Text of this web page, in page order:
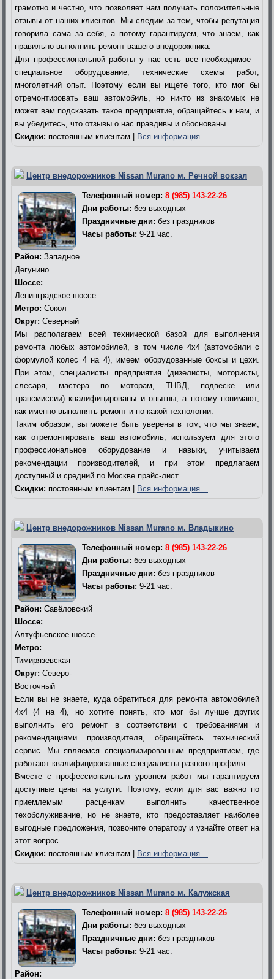
грамотно и честно, что позволяет нам получать положительные
отзывы от наших клиентов. Мы следим за тем, чтобы репутация
говорила сама за себя, а потому гарантируем, что знаем, как
правильно выполнить ремонт вашего внедорожника.
Для профессиональной работы у нас есть все необходимое –
специальное оборудование, технические схемы работ,
многолетний опыт. Поэтому если вы ищете того, кто мог бы
отремонтировать ваш автомобиль, но никто из знакомых не
может вам подсказать такое предприятие, обращайтесь к нам, и
вы убедитесь, что отзывы о нас правдивы и обоснованы.
Скидки: постоянным клиентам | Вся информация…
Центр внедорожников Nissan Murano м. Речной вокзал
Телефонный номер: 8 (985) 143-22-26
Дни работы: без выходных
Праздничные дни: без праздников
Часы работы: 9-21 час.
Район: Западное
Дегунино
Шоссе:
Ленинградское шоссе
Метро: Сокол
Округ: Северный
Мы располагаем всей технической базой для выполнения
ремонта любых автомобилей, в том числе 4х4 (автомобили с
формулой колес 4 на 4), имеем оборудованные боксы и цехи.
При этом, специалисты предприятия (дизелисты, мотористы,
слесаря, мастера по моторам, ТНВД, подвеске или
трансмиссии) квалифицированы и опытны, а потому понимают,
как именно выполнять ремонт и по какой технологии.
Таким образом, вы можете быть уверены в том, что мы знаем,
как отремонтировать ваш автомобиль, используем для этого
профессиональное оборудование и навыки, учитываем
рекомендации производителей, и при этом предлагаем
доступный и средний по Москве прайс-лист.
Скидки: постоянным клиентам | Вся информация…
Центр внедорожников Nissan Murano м. Владыкино
Телефонный номер: 8 (985) 143-22-26
Дни работы: без выходных
Праздничные дни: без праздников
Часы работы: 9-21 час.
Район: Савёловский
Шоссе:
Алтуфьевское шоссе
Метро:
Тимирязевская
Округ: Северо-
Восточный
Если вы не знаете, куда обратиться для ремонта автомобилей
4х4 (4 на 4), но хотите понять, кто мог бы лучше других
выполнить его ремонт в соответствии с требованиями и
рекомендациями производителя, обращайтесь технический
сервис. Мы являемся специализированным предприятием, где
работают квалифицированные специалисты разного профиля.
Вместе с профессиональным уровнем работ мы гарантируем
доступные цены на услуги. Поэтому, если для вас важно по
приемлемым расценкам выполнить качественное
техобслуживание, но не знаете, кто предоставляет наиболее
выгодные предложения, позвоните оператору и узнайте ответ на
этот вопрос.
Скидки: постоянным клиентам | Вся информация…
Центр внедорожников Nissan Murano м. Калужская
Телефонный номер: 8 (985) 143-22-26
Дни работы: без выходных
Праздничные дни: без праздников
Часы работы: 9-21 час.
Район: